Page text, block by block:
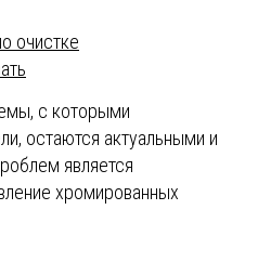
очистке
с которыми
остаются актуальными и
является
хромированных